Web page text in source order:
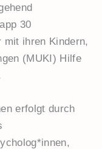
30
mit ihren Kindern,
(MUKI) Hilfe
erfolgt durch